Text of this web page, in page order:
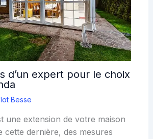
d’un expert pour le choix
Besse
une extension de votre maison
cette dernière, des mesures